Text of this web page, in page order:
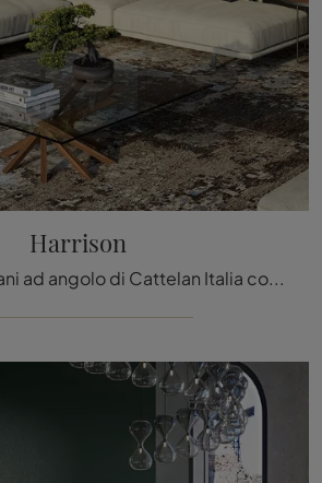
Harrison
Con salotti e divani ad angolo di Cattelan Italia come il modello Harrison in tessuto, potrai completare il tuo concept d'arredo.